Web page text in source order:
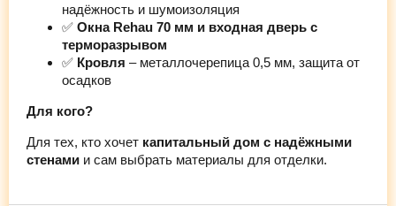
надёжность и шумоизоляция
✅ Окна Rehau 70 мм и входная дверь с
терморазрывом
✅ Кровля – металлочерепица 0,5 мм, защита от
осадков
Для кого?
Для тех, кто хочет капитальный дом с надёжными
стенами и сам выбрать материалы для отделки.